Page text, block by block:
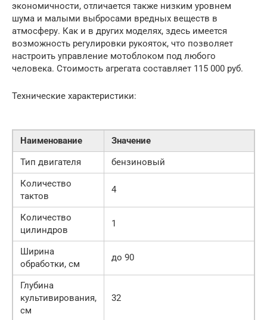
экономичности, отличается также низким уровнем
шума и малыми выбросами вредных веществ в
атмосферу. Как и в других моделях, здесь имеется
возможность регулировки рукояток, что позволяет
настроить управление мотоблоком под любого
человека. Стоимость агрегата составляет 115 000 руб.
Технические характеристики:
Наименование
Значение
Тип двигателя
бензиновый
Количество
тактов
4
Количество
цилиндров
1
Ширина
обработки, см
до 90
Глубина
культивирования,
см
32